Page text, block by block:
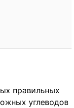
правильных
углеводов